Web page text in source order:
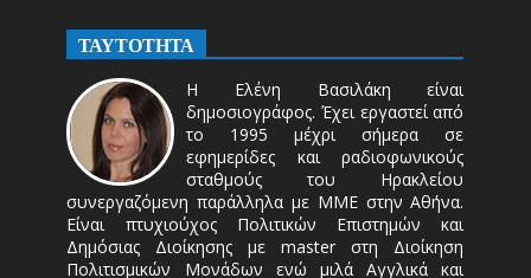
ΤΑΥΤΟΤΗΤΑ
Η Ελένη Βασιλάκη είναι
δημοσιογράφος. Έχει εργαστεί από
το 1995 μέχρι σήμερα σε
εφημερίδες και ραδιοφωνικούς
σταθμούς του Ηρακλείου
συνεργαζόμενη παράλληλα με ΜΜΕ στην Αθήνα.
Είναι πτυχιούχος Πολιτικών Επιστημών και
Δημόσιας Διοίκησης με master στη Διοίκηση
Πολιτισμικών Μονάδων ενώ μιλά Αγγλικά και